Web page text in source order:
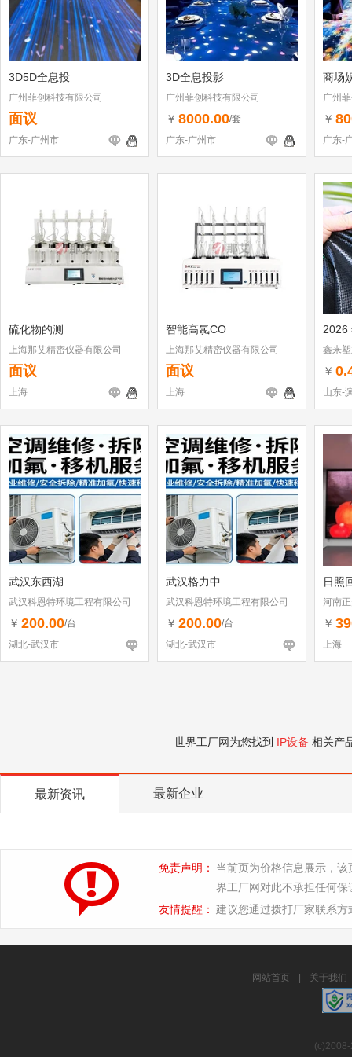
3D5D全息投
广州菲创科技有限公司
面议
广东-广州市
3D全息投影
广州菲创科技有限公司
￥ 8000.00/套
广东-广州市
商场
广州
￥
广东-
硫化物的测
上海那艾精密仪器有限公司
面议
上海
智能高氯CO
上海那艾精密仪器有限公司
面议
上海
2026
鑫来
￥
山东-
武汉东西湖
武汉科恩特环境工程有限公司
￥ 200.00/台
湖北-武汉市
武汉格力中
武汉科恩特环境工程有限公司
￥ 200.00/台
湖北-武汉市
日照
河南
￥
上海
世界工厂网为您找到 IP设备 相关产
最新资讯 最新企业
免责声明：
当前页为价格信息展示，
界工厂网对此不承担任何保
友情提醒： 建议您通过拨打厂家联系
网站首页 关于我们